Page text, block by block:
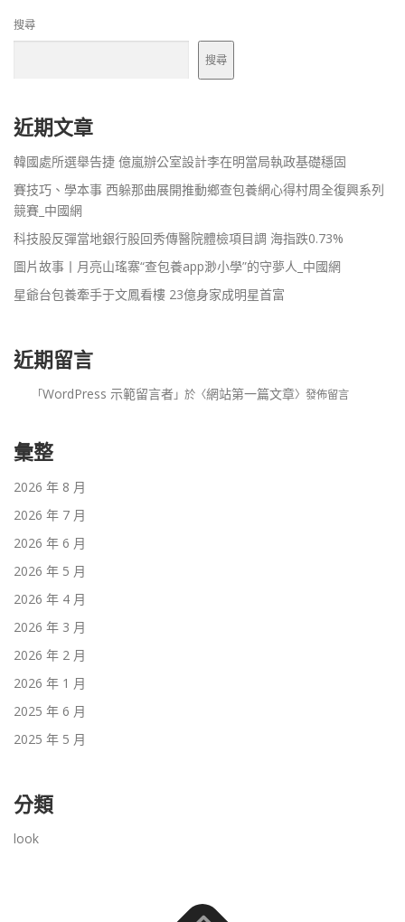
搜尋
搜尋
近期文章
韓國處所選舉告捷 億嵐辦公室設計李在明當局執政基礎穩固
賽技巧、學本事 西躲那曲展開推動鄉查包養網心得村周全復興系列
競賽_中國網
科技股反彈當地銀行股回秀傳醫院體檢項目調 海指跌0.73%
圖片故事丨月亮山瑤寨“查包養app渺小學”的守夢人_中國網
星爺台包養牽手于文鳳看樓 23億身家成明星首富
近期留言
「WordPress 示範留言者」於〈網站第一篇文章〉發佈留言
彙整
2026 年 8 月
2026 年 7 月
2026 年 6 月
2026 年 5 月
2026 年 4 月
2026 年 3 月
2026 年 2 月
2026 年 1 月
2025 年 6 月
2025 年 5 月
分類
look